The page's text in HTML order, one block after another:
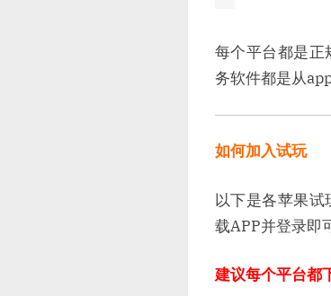
每个平台都是正
务软件都是从
如何加入试玩
以下是各苹果
载APP并登录即
建议每个平台都